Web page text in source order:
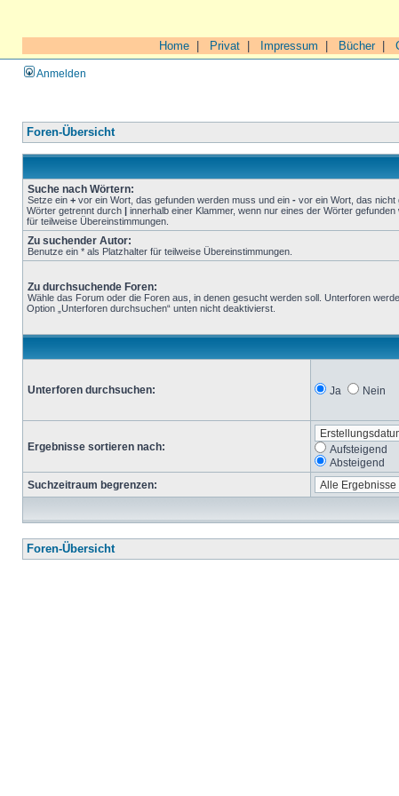
Home Privat Impressum Bücher|
Anmelden
Foren-Übersicht
Suche nach Wörtern:
Setze ein + vor ein Wort, das gefunden werden muss und ein - vor ein Wort, das nicht
Wörter getrennt durch | innerhalb einer Klammer, wenn nur eines der Wörter
für teilweise Übereinstimmungen.
Zu suchender Autor:
Benutze ein * als Platzhalter für teilweise Übereinstimmungen.
Zu durchsuchende Foren:
Wähle das Forum oder die Foren aus, in denen gesucht werden soll. Unterforen
Option „Unterforen durchsuchen“ unten nicht deaktivierst.
Unterforen durchsuchen: Ja Nein
Ergebnisse sortieren nach:
Aufsteigend
Absteigend
Suchzeitraum begrenzen:
Foren-Übersicht